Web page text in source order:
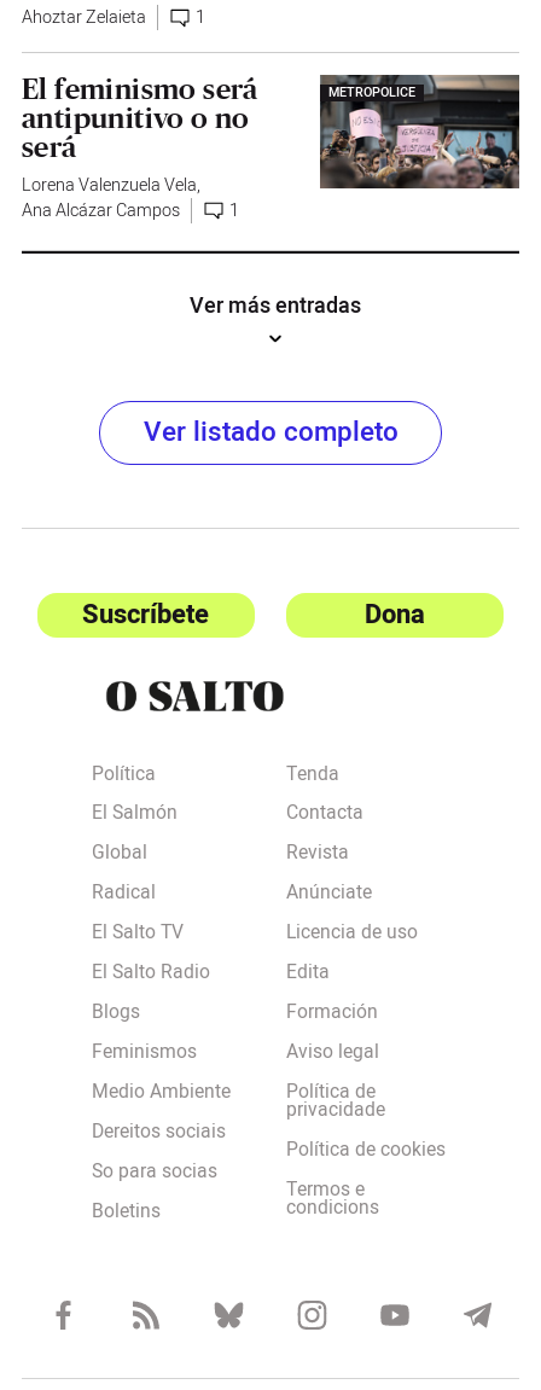
Ahoztar Zelaieta 1
METROPOLICE
El feminismo será
antipunitivo o no
será
Lorena Valenzuela Vela,
Ana Alcázar Campos
1
Ver más entradas
Ver listado completo
Suscríbete Dona
Política
El Salmón
Global
Radical
El Salto TV
El Salto Radio
Blogs
Feminismos
Medio Ambiente
Dereitos sociais
So para socias
Boletins
Tenda
Contacta
Revista
Anúnciate
Licencia de uso
Edita
Formación
Aviso legal
Política de
privacidade
Política de cookies
Termos e
condicions